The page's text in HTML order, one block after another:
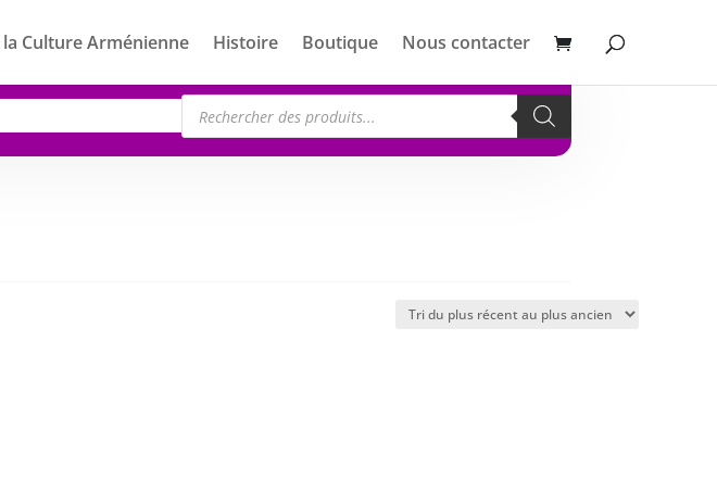
Culture Arménienne Histoire Boutique Nous contacter
Recherche
de
produits